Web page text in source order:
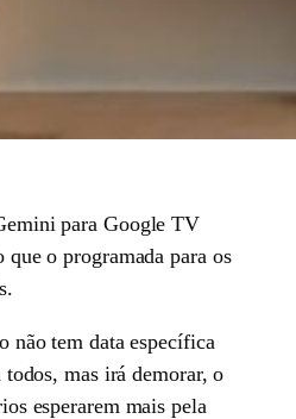
para Google TV
que o programada para os
não tem data específica
mas irá demorar, o
esperarem mais pela